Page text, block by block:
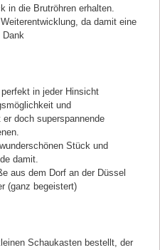
in die Brutröhren erhalten.
da damit eine
Dank
in jeder Hinsicht
und
doch superspannende
Stück und
damit.
aus dem Dorf an der Düssel
(ganz begeistert)
Schaukasten bestellt, der